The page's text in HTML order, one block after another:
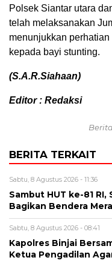
Polsek Siantar utara
telah melaksanakan
menunjukkan
kepada bayi stunting.
(S.A.R.Siahaan)
Editor : Redaksi
BERITA TERKAIT
Sabtu, 8 Agustus 2026 - 11:36
Sambut HUT ke-81
Bagikan Bendera
Sabtu, 8 Agustus 2026 - 08:41
Kapolres Binjai
Ketua Pengadilan